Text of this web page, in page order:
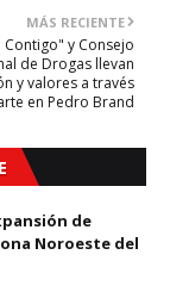
MÁS RECIENTE
Contigo" y Consejo
de Drogas llevan
y valores a través
en Pedro Brand
de
Noroeste del